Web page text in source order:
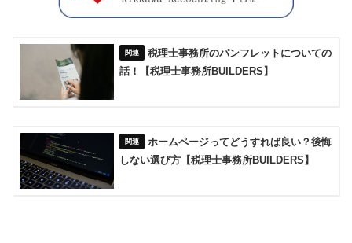
税理士事務所のパンフレットについての
話！【税理士事務所BUILDERS】
ホームページってどうすれば良い？後悔
しない選び方【税理士事務所BUILDERS】